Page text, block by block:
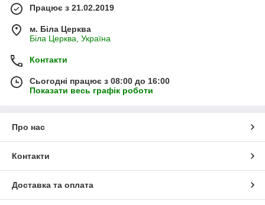
Працює з 21.02.2019
м. Біла Церква
Біла Церква, Україна
Контакти
Сьогодні працює з 08:00 до 16:00
Показати весь графік роботи
Про нас
Контакти
Доставка та оплата